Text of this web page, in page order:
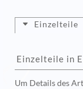
Einzelteile
Einzelteile in
Um Details des